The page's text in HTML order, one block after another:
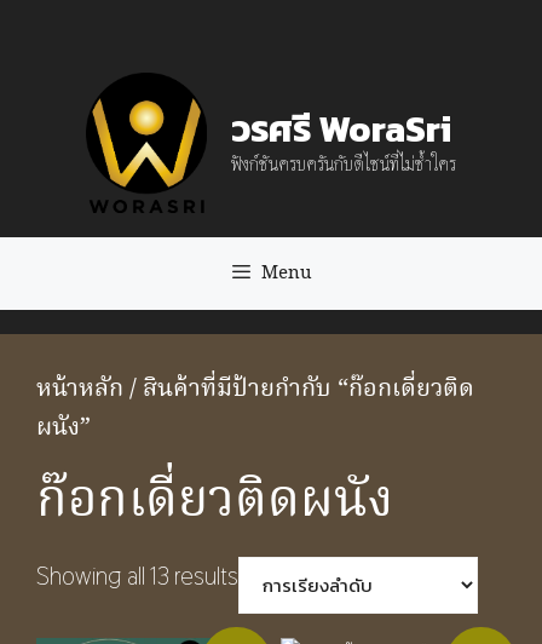
วรศรี WoraSri
ฟังก์ชันครบครันกับดีไซน์ที่ไม่ซ้ำใคร
Menu
หน้าหลัก/ สินค้าที่มีป้ายกำกับ “ก๊อกเดี่ยวติด
ผนัง”
ก๊อกเดี่ยวติดผนัง
Showing all 13 results